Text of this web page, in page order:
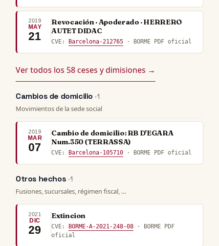
2019
MAY
21
Revocación · Apoderado · HERRERO
AUTET DIDAC
CVE: Barcelona-212765 · BORME PDF oficial
Ver todos los 58 ceses y dimisiones →
Cambios de domicilio · 1
Movimientos de la sede social
2019
MAR
07
Cambio de domicilio: RB D'EGARA
Num.350 (TERRASSA)
CVE: Barcelona-105710 · BORME PDF oficial
Otros hechos · 1
Fusiones, sucursales, régimen fiscal, …
2021
DIC
29
Extincion
CVE: BORME-A-2021-248-08 · BORME PDF
oficial